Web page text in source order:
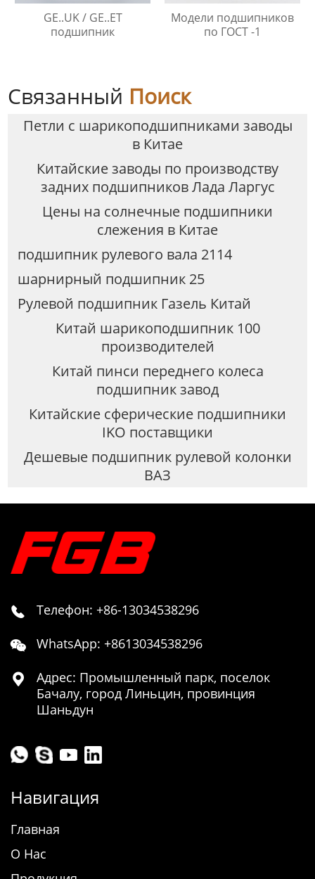
GE..UK / GE..ET
подшипник
Модели подшипников
по ГОСТ -1
Связанный Поиск
Петли с шарикоподшипниками заводы
в Китае
Китайские заводы по производству
задних подшипников Лада Ларгус
Цены на солнечные подшипники
слежения в Китае
подшипник рулевого вала 2114
шарнирный подшипник 25
Рулевой подшипник Газель Китай
Китай шарикоподшипник 100
производителей
Китай пинси переднего колеса
подшипник завод
Китайские сферические подшипники
IKO поставщики
Дешевые подшипник рулевой колонки
ВАЗ
 Телефон: +86-13034538296
 WhatsApp: +8613034538296

Адрес: Промышленный парк, поселок
Бачалу, город Линьцин, провинция
Шаньдун
Навигация
Главная
О Нас